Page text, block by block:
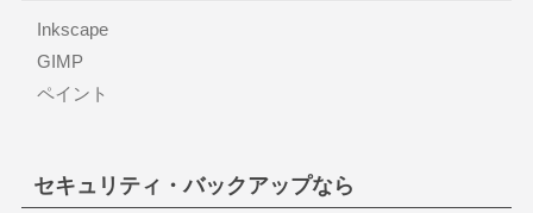
Inkscape
GIMP
ペイント
セキュリティ・バックアップなら